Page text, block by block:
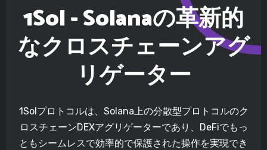
1Sol - Solanaの革新的
なクロスチェーンアグ
リゲーター
1Solプロトコルは、Solana上の分散型プロトコルのク
ロスチェーンDEXアグリゲーターであり、DeFiでもっ
ともシームレスで効率的で保護された操作を実現でき